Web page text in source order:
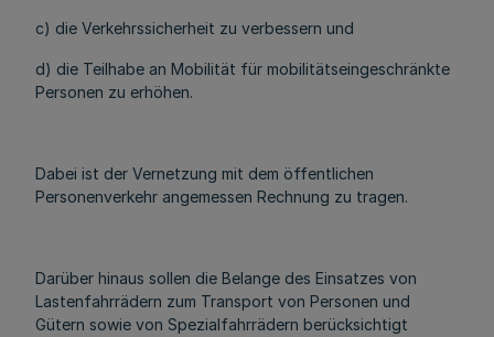
c) die Verkehrssicherheit zu verbessern und
d) die Teilhabe an Mobilität für mobilitätseingeschränkte
Personen zu erhöhen.
Dabei ist der Vernetzung mit dem öffentlichen
Personenverkehr angemessen Rechnung zu tragen.
Darüber hinaus sollen die Belange des Einsatzes von
Lastenfahrrädern zum Transport von Personen und
Gütern sowie von Spezialfahrrädern berücksichtigt